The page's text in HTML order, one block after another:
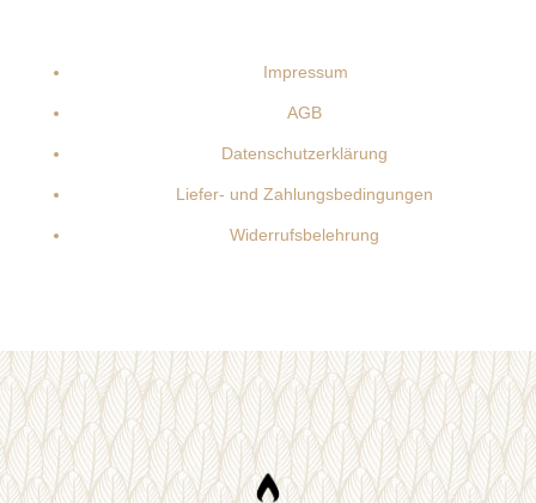
Impressum
AGB
Datenschutzerklärung
Liefer- und Zahlungsbedingungen
Widerrufsbelehrung